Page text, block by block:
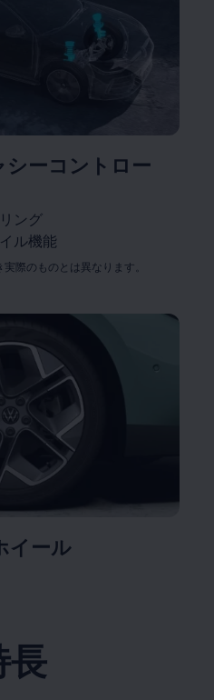
ーコントロー
ング
ル機能
際のものとは異なります。
イール
長